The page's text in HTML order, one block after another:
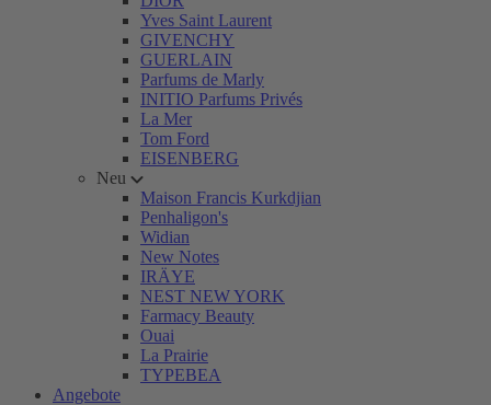
Yves Saint Laurent
GIVENCHY
GUERLAIN
Parfums de Marly
INITIO Parfums Privés
La Mer
Tom Ford
EISENBERG
Neu
Maison Francis Kurkdjian
Penhaligon's
Widian
New Notes
IRÄYE
NEST NEW YORK
Farmacy Beauty
Ouai
La Prairie
TYPEBEA
Angebote